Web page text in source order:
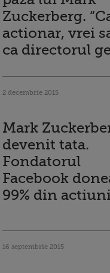
Zuckerberg.
actionar, vrei
ca directorul
2 decembrie 2015
Mark
devenit tata.
Fondatorul
Facebook
99% din
16 septembrie 2015